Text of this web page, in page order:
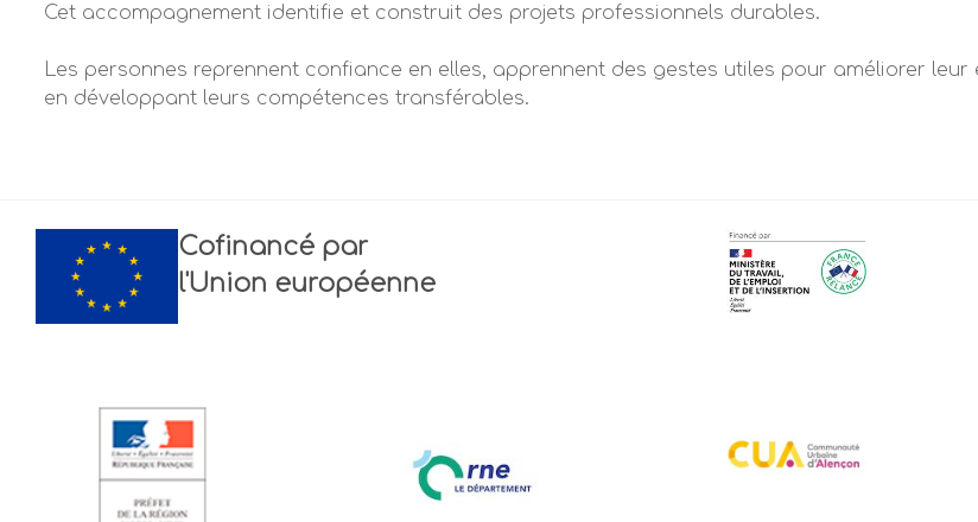
Cet accompagnement identifie et construit des projets professionnels durables.
Les personnes reprennent confiance en elles, apprennent des gestes utiles pour améliorer
en développant leurs compétences transférables.
Cofinancé par
l'Union européenne